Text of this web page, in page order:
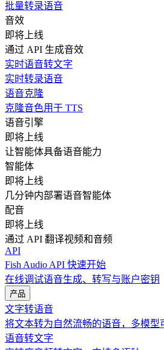
批量转录语音
音效
即将上线
通过 API 生成音效
实时语音转文字
实时转录语音
语音克隆
克隆音色用于 TTS
语音引擎
即将上线
让智能体具备语音能力
智能体
即将上线
几分钟内部署语音智能体
配音
即将上线
通过 API 翻译视频和音频
API
Fish Audio API 快速开始
在线调试语音生成、转写与账户密钥
产品
文字转语音
将文本转为自然流畅的语音，多模型
语音转文字